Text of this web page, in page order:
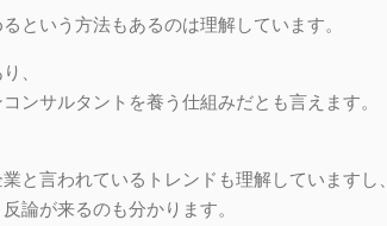
という方法もあるのは理解しています。
、
ンサルタントを養う仕組みだとも言えます。
と言われているトレンドも理解していますし、
論が来るのも分かります。